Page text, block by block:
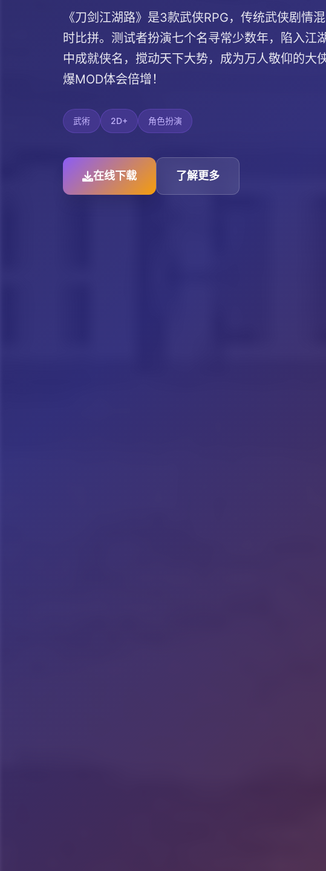
《刀剑江湖路》是3款武侠RPG，传统武侠剧情
时比拼。测试者扮演七个名寻常少数年，陷入江
中成就侠名，搅动天下大势，成为万人敬仰的大
爆MOD体会倍增！
武術 2D+ 角色扮演
在线下载 了解更多